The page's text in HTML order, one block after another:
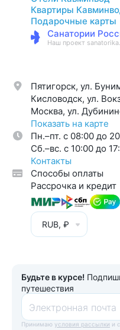
Квартиры
Подарочные карты
Санатории
Наш проект
Пятигорск, ул.
Кисловодск, ул.
Москва, ул.
Показать на карте
Пн.–пт. с 08:00 до
Cб.–вс. с 10:00 до
Контакты
Способы оплаты
Рассрочка и кредит
RUB, ₽
Будьте в курсе!
путешествия
Электронная почта
Принимаю условия рассылки и